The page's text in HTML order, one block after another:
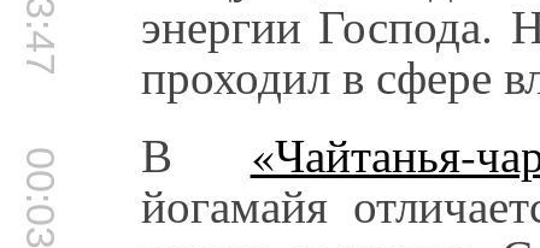
энергии
проходил в сфере
В «Чайтанья-
йогамайя